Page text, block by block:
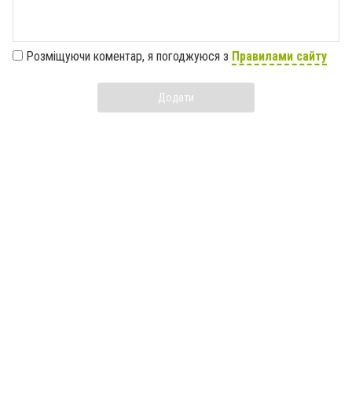
Розміщуючи коментар, я погоджуюся з Правилами сайту
Додати